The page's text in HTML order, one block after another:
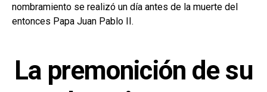
nombramiento se realizó un día antes de la muerte del
entonces Papa Juan Pablo II.
La premonición de su